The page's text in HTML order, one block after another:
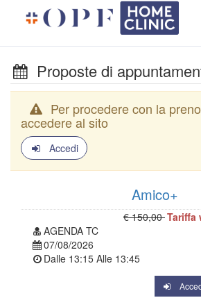
Proposte di
Per procedere con la
accedere al sito
Accedi
Amico+
€ 150,00Tariffa
AGENDA TC
07/08/2026
Dalle 13:15 Alle 13:45